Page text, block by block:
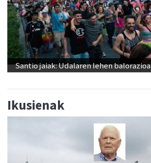
Santio jaiak: Udalaren lehen balorazioa
Ikusienak